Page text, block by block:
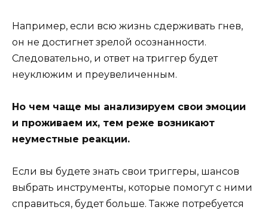
Например, если всю жизнь сдерживать гнев,
он не достигнет зрелой осознанности.
Следовательно, и ответ на триггер будет
неуклюжим и преувеличенным.
Но чем чаще мы анализируем свои эмоции
и проживаем их, тем реже возникают
неуместные реакции.
Если вы будете знать свои триггеры, шансов
выбрать инструменты, которые помогут с ними
справиться, будет больше. Также потребуется